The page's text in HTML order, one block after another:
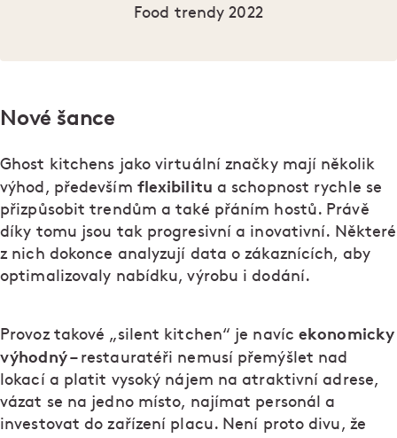
Food trendy 2022
Nové šance
Ghost kitchens jako virtuální značky mají několik
výhod, především flexibilitu a schopnost rychle se
přizpůsobit trendům a také přáním hostů. Právě
díky tomu jsou tak progresivní a inovativní. Některé
z nich dokonce analyzují data o zákaznících, aby
optimalizovaly nabídku, výrobu i dodání.
Provoz takové „silent kitchen“ je navícekonomicky
výhodný– restauratéři nemusí přemýšlet nad
lokací a platit vysoký nájem na atraktivní adrese,
vázat se na jedno místo, najímat personál a
investovat do zařízení placu. Není proto divu, že